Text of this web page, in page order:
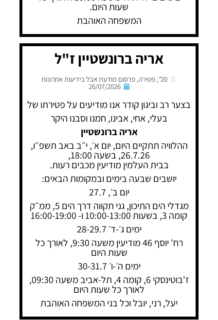
שעות היום.
המשפחה האוהבת
אריה ברונשטיין ז"ל
20"
, פטירה, פרסום מודעת אבל בידיעות אחרונות
26/07/2026
בצער רב וביגון קודר אנו מודיעים על פטירתו של
בעלי, אחי, אבינו, חמנו וסבנו היקר
אריה ברונשטיין
ההלוויה תתקיים היום, יום א׳, י״ב באב תשפ״ו,
26.7.26, בשעה 18:00,
בבית העלמין מודיעין מכבים רעות.
יושבים שבעה בימים ובמקומות הבאים:
יום ב׳, 27.7
מגדלי הים התיכון, גני תקווה דרך הים 5, ממ״ק
קומה 3, בשעות 10:00-13:00 ו- 16:00-19:00
ימים ג׳-ד׳ 28-29.7
רח' יוסף 46 מודיעין משעה 9:30, לאורך כל
שעות היום
ימים ה׳-ו׳ 30-31.7
ז'בוטינסקי 6, קומה 4, תל-אביב משעה 09:30,
לאורך כל שעות היום
יעל, רני, יובל וכל בני המשפחה האוהבת